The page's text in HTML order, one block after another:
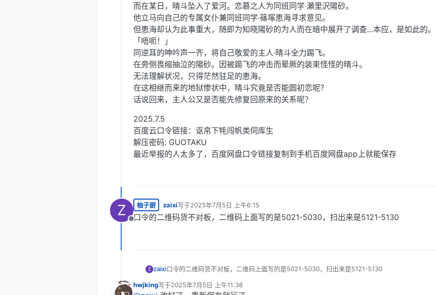
而在某日，晴斗坠入了爱河。恋慕之人为同班同学·瀬里沢陽砂。
他立马向自己的专属女仆兼同班同学·篠塚恵海寻求意见。
但恵海却认为此事重大，随即为知晓陽砂的为人而在暗中展开了调查…本应，是如此的。
「唔呃！」
同逆耳的呻吟声一齐，将自己敬爱的主人·晴斗全力踢飞。
在旁侧畏缩抽泣的陽砂。因被踢飞的冲击而晕厥的装束怪怪的晴斗。
无法理解状况，只得茫然驻足的恵海。
在这相继而来的地狱惨状中，晴斗究竟是否能圆初恋呢？
话说回来，主人公又是否能先修复回原来的关系呢？
2025.7.5
百度云口令链接：讴帛下牦闯帆类伺库生
解压密码: GUOTAKU
最近举报的人太多了，百度网盘口令链接复制到手机百度网盘app上就能保存
Z
离线
柚子厨 zaixi写于2025年7月5日 上午6:15
最后由 编辑
口令的二维码货不对板，二维码上面写的是5021-5030，扫出来是5121-5130
Z zaixi口令的二维码货不对板，二维码上面写的是5021-5030，扫出来是5121-5130
hwjking写于2025年7月5日 上午11:38
最后由 编辑